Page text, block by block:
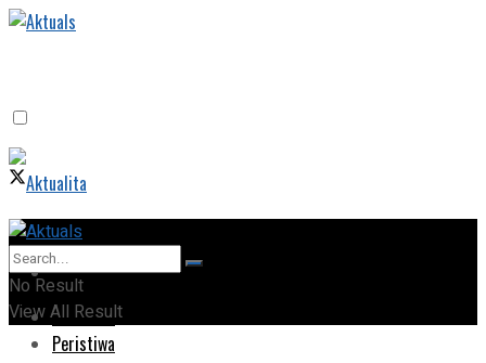
Home
Peristiwa
Home
Peristiwa
No Result
View All Result